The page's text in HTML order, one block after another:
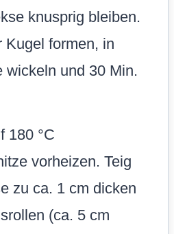
knusprig bleiben.
Kugel formen, in
wickeln und 30 Min.
180 °C
vorheizen. Teig
zu ca. 1 cm dicken
(ca. 5 cm